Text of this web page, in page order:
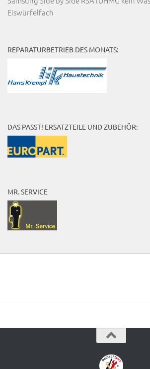
Eiswürfelfach
REPARATURBETRIEB DES MONATS:
DAS PASST! ERSATZTEILE UND ZUBEHÖR:
MR. SERVICE